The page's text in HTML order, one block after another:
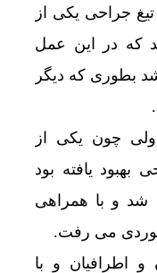
جراحی یکی از
که در این عمل
بطوری که دیگر
چون یکی از
بهبود یافته بود
شد و با همراهی
می رفت.
اطرافیان و با